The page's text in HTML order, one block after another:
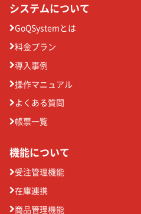
システムについて
GoQSystemとは
料金プラン
導入事例
操作マニュアル
よくある質問
帳票一覧
機能について
受注管理機能
在庫連携
商品管理機能